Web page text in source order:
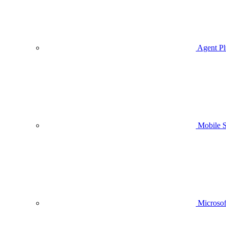
Agent
Mobile